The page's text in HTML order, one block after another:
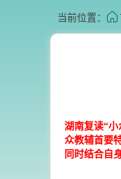
当前位置：
湖南复读“
众教辅首要
同时结合自